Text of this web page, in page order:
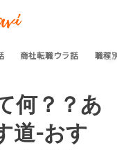
商社転職ウラ話 職種
何？？あ
道-おす